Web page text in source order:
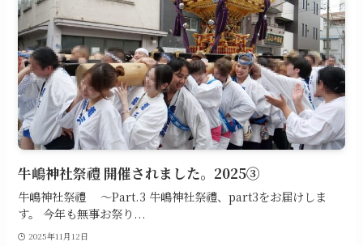
牛嶋神社祭禮 開催されました。2025③
牛嶋神社祭禮 ～Part.3 牛嶋神社祭禮、part3をお届けしま
す。 今年も無事お祭り...
2025年11月12日